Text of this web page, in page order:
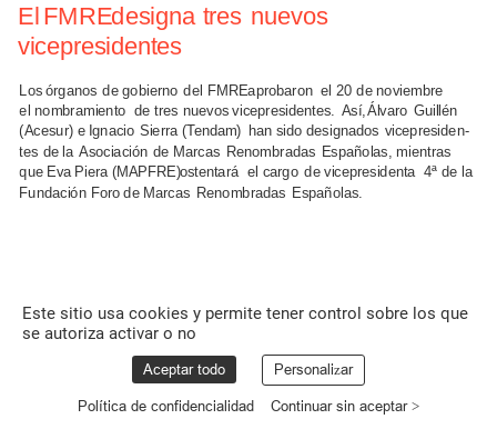
Este sitio usa cookies y permite tener control sobre los que
se autoriza activar o no
Aceptar todo Personalizar
Política de confidencialidad Continuar sin aceptar >
ElFMREdesigna tres nuevos
vicepresidentes
Los órganos de gobierno del FMREaprobaron el 20 de noviembre
el nombramiento de tres nuevos vicepresidentes. Así, Álvaro Guillén
(Acesur) e Ignacio Sierra (Tendam) han sido designados vicepresiden-
tes de la Asociación de Marcas Renombradas Españolas, mientras
que Eva Piera (MAPFRE)ostentará el cargo de vicepresidenta 4ª de la
Fundación Foro de Marcas Renombradas Españolas.